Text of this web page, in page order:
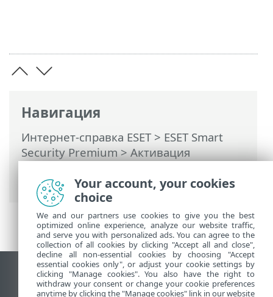
Навигация
Интернет-справка ESET> ESET Smart
Security Premium>Активация
использования
Использовать сайт для ПК
End of Life
Your account, your cookies
choice
We and our partners use cookies to give you the best
optimized online experience, analyze our website traffic,
and serve you with personalized ads. You can agree to the
collection of all cookies by clicking "Accept all and close",
decline all non-essential cookies by choosing "Accept
essential cookies only", or adjust your cookie settings by
clicking "Manage cookies". You also have the right to
withdraw your consent or change your cookie preferences
anytime by clicking the "Manage cookies" link in our website